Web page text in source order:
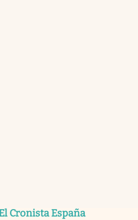
Cronista España